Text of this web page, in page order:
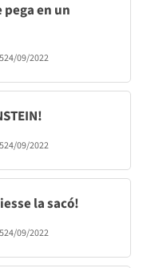
pega en un
24/09/2022
24/09/2022
la sacó!
24/09/2022